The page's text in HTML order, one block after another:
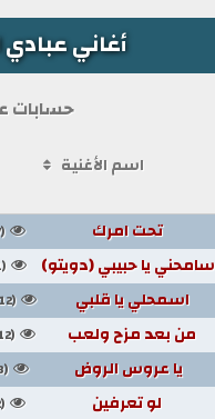
أغاني عبادي
حسابات
اسم الأغنية
تحت امرك (2,657)
سامحني يا حبيبي (دويتو) (1,571)
اسمحلي يا قلبي (10,212)
من بعد مزح ولعب (12,912)
يا عروس الروض (1,858)
لو تعرفين (7,472)